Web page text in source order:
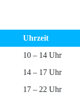
Uhrzeit
10 – 14 Uhr
14 – 17 Uhr
17 – 22 Uhr